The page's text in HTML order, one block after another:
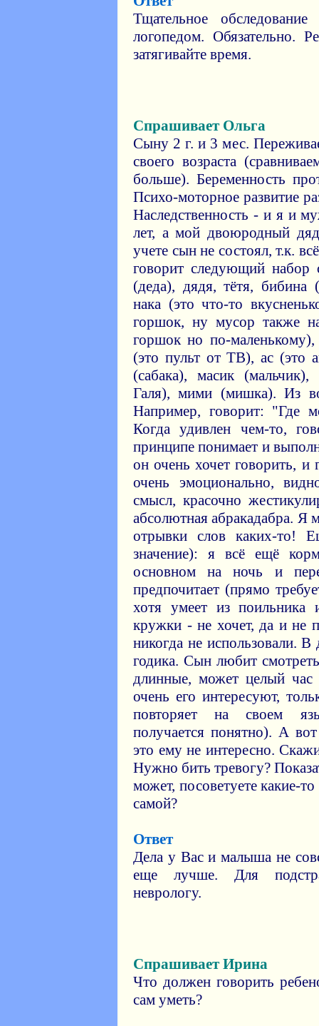
Тщательное
логопедом. Обязательно.
затягивайте время.
Спрашивает Ольга
Сыну 2 г. и 3 мес.
своего возраста
больше). Беременность
Психо-моторное развитие
Наследственность - и я и
лет, а мой двоюродный
учете сын не состоял, т.к.
говорит следующий набор
(деда), дядя, тётя,
нака (это что-то
горшок, ну мусор также
горшок но по-
(это пульт от ТВ), ас (это
(сабака), масик
Галя), мими (мишка). Из
Например, говорит: "Где
Когда удивлен чем-то,
принципе понимает и
он очень хочет говорить, и
очень эмоционально,
смысл, красочно
абсолютная абракадабра. Я
отрывки слов каких-то!
значение): я всё ещё
основном на ночь и
предпочитает (прямо
хотя умеет из поильника
кружки - не хочет, да и не
никогда не использовали.
годика. Сын любит
длинные, может целый
очень его интересуют,
повторяет на своем
получается понятно). А
это ему не интересно.
Нужно бить тревогу?
может, посоветуете какие-
самой?
Ответ
Дела у Вас и малыша не
еще лучше. Для
неврологу.
Спрашивает Ирина
Что должен говорить
сам уметь?